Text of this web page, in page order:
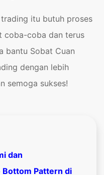
itu butuh proses
coba-coba dan terus
bantu Sobat Cuan
dengan lebih
semoga sukses!
dan
Bottom Pattern di